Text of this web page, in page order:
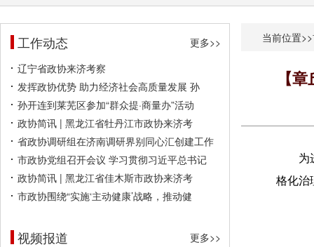
工作动态
更多>>
辽宁省政协来济考察
发挥政协优势 助力经济社会高质量发展 孙
孙开连到莱芜区参加“群众提·商量办”活动
政协简讯 | 黑龙江省牡丹江市政协来济考
省政协调研组在济南调研界别同心汇创建工作
市政协党组召开会议 学习贯彻习近平总书记
政协简讯 | 黑龙江省佳木斯市政协来济考
市政协围绕“实施‘主动健康’战略，推动健
视频报道 更多>>
当前位置>>
【
为
格化治